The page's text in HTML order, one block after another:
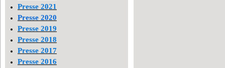
Presse 2021
Presse 2020
Presse 2019
Presse 2018
Presse 2017
Presse 2016